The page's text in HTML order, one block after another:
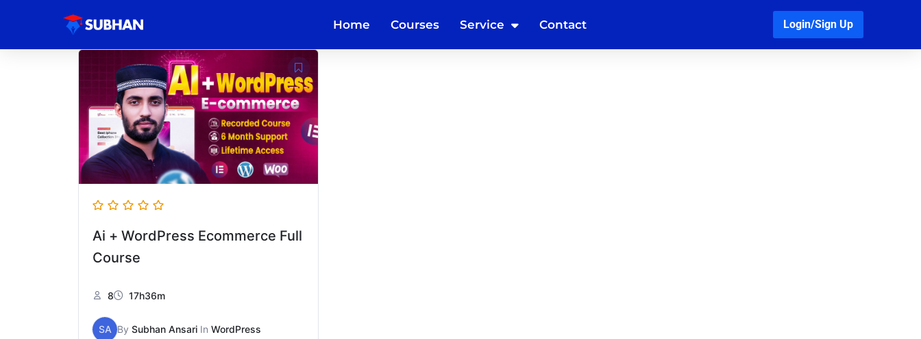
Home Courses Service Contact Login/Sign Up
Ai + WordPress Ecommerce Full
Course
8 17h36m
SA By Subhan Ansari In WordPress